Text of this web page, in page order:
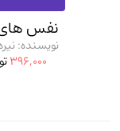
نفس
نویسنده:
396,000